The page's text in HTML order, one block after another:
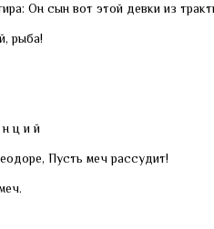
Он сын вот этой девки из
рыба!
ц и й
Пусть меч рассудит!